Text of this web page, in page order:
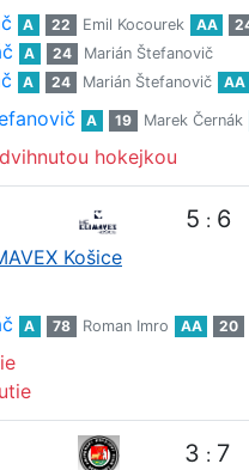
A 22 Emil Kocourek AA
A 24
Marián Štefanovič
A 24 Marián Štefanovič AA
A 19 Marek Černák
hokejkou
Košice
5 : 6
A 78 Roman Imro AA 20
3 : 7